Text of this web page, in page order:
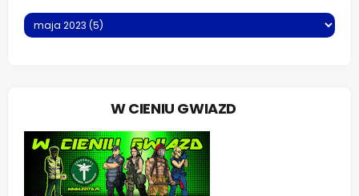
W CIENIU GWIAZD